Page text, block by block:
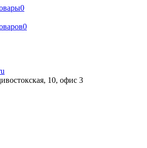
0
0
10, офис 3